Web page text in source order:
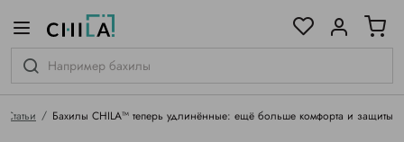
Статьи Бахилы CHILA™ теперь удлинённые: ещё больше комфорта и защиты
гамме